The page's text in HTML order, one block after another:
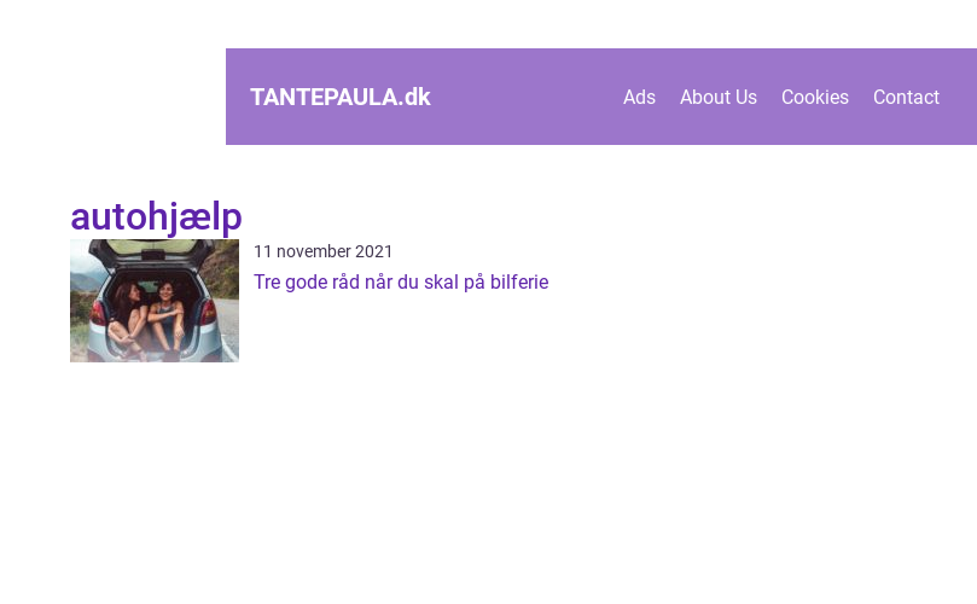
TANTEPAULA.dk Ads About Us Cookies Contact
autohjælp
11 november 2021
Tre gode råd når du skal på bilferie